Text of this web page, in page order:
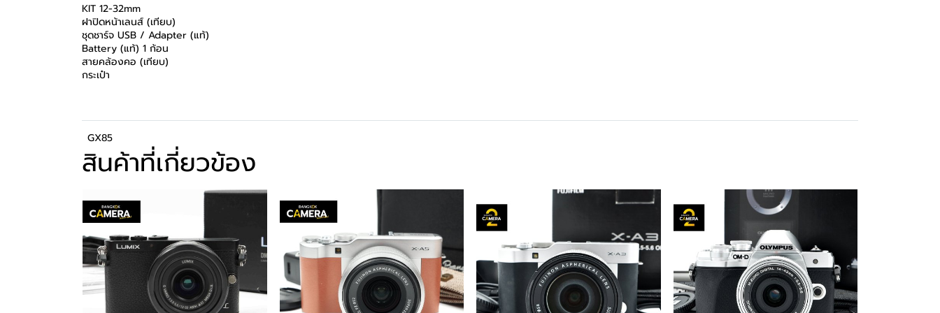
KIT 12-32mm
ฝาปิดหน้าเลนส์ (เทียบ)
ชุดชาร์จ USB / Adapter (แท้)
Battery (แท้) 1 ก้อน
สายคล้องคอ (เทียบ)
กระเป๋า
GX85
สินค้าที่เกี่ยวข้อง